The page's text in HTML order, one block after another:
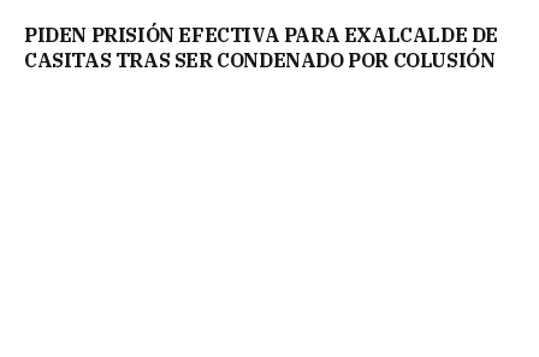
PIDEN PRISIÓN EFECTIVA PARA EXALCALDE DE
CASITAS TRAS SER CONDENADO POR COLUSIÓN